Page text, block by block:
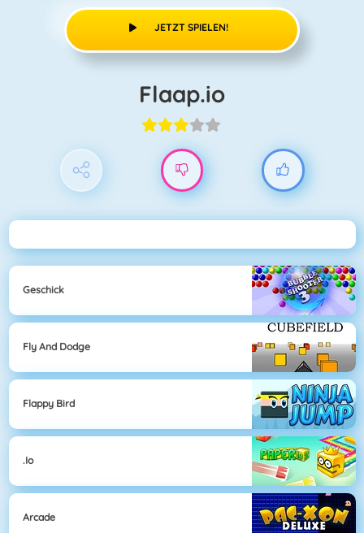
JETZT SPIELEN!
Flaap.io
Geschick
Fly And Dodge
Flappy Bird
.io
Arcade